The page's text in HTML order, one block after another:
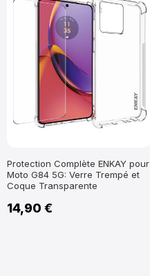
Protection Complète ENKAY pour
Moto G84 5G: Verre Trempé et
Coque Transparente
14,90 €